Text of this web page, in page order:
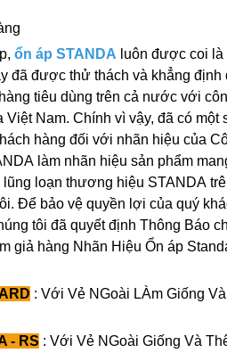
ổn áp STANDA luôn được coi
đã được thử thách và khẳng
tiêu dùng trên cả nước với
Việt Nam. Chính vì vậy, đã có một
hàng đối với nhãn hiệu của
làm nhãn hiệu sản phẩm
lũng loạn thương hiệu STANDA
Để bảo vệ quyền lợi của quý
tôi đã quyết định Thông Báo
giả hàng Nhãn Hiệu Ổn áp
: Với Vẻ NGoài LÀm Giống
- RS : Với Vẻ NGoài Giống Và